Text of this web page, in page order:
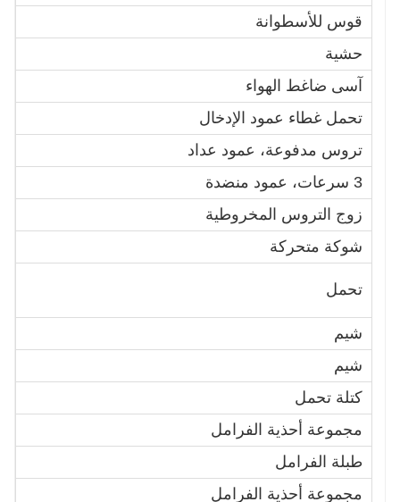
قوس للأسطوانة
حشية
آسى ضاغط الهواء
تحمل غطاء عمود الإدخال
تروس مدفوعة، عمود عداد
3 سرعات، عمود منضدة
زوج التروس المخروطية
شوكة متحركة
تحمل
شيم
شيم
كتلة تحمل
مجموعة أحذية الفرامل
طبلة الفرامل
مجموعة أحذية الفرامل